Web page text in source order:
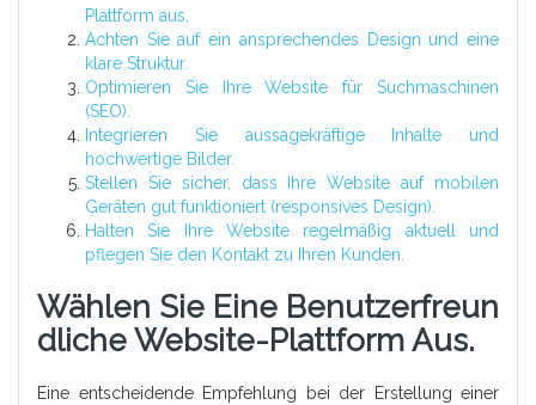
Plattform aus.
Achten Sie auf ein ansprechendes Design und eine
klare Struktur.
Optimieren Sie Ihre Website für Suchmaschinen
(SEO).
Integrieren Sie aussagekräftige Inhalte und
hochwertige Bilder.
Stellen Sie sicher, dass Ihre Website auf mobilen
Geräten gut funktioniert (responsives Design).
Halten Sie Ihre Website regelmäßig aktuell und
pflegen Sie den Kontakt zu Ihren Kunden.
Wählen Sie Eine Benutzerfreun
Dliche Website-Plattform Aus.
Eine entscheidende Empfehlung bei der Erstellung einer